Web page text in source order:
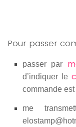
Pour passer
passer par
d’indiquer le
commande
me